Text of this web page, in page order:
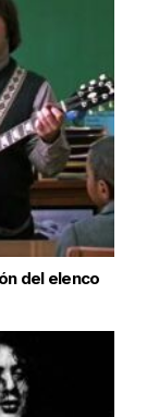
del elenco